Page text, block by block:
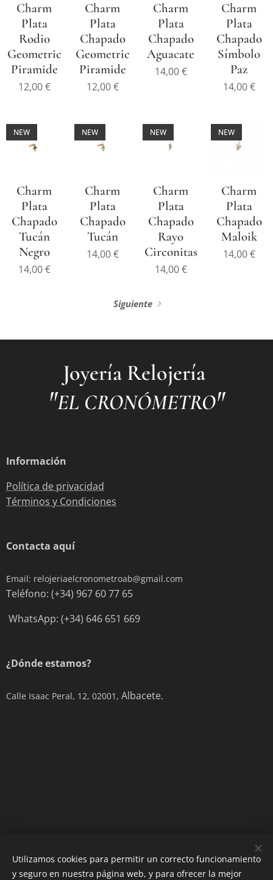
Charm
Plata
Rodio
Geometric
Piramide
12,00€
Charm
Plata
Chapado
Geometric
Piramide
12,00€
Charm
Plata
Chapado
Aguacate
14,00€
Charm
Plata
Chapado
Símbolo
Paz
14,00€
Charm
Plata
Chapado
Tucán
Negro
NEW
14,00€
Charm
Plata
Chapado
Tucán
NEW
14,00€
Charm
Plata
Chapado
Rayo
Circonitas
NEW
14,00€
Charm
Plata
Chapado
Maloik
NEW
14,00€
Siguiente
Joyería Relojería
"EL CRONÓMETRO"
Información
Política de privacidad
Términos y Condiciones
Contacta aquí
Email: relojeriaelcronometroab@gmail.com
Teléfono: (+34) 967 60 77 65
WhatsApp: (+34) 646 651 669
¿Dónde estamos?
Calle Isaac Peral, 12, 02001, Albacete.
Utilizamos cookies para permitir un correcto funcionamiento
y seguro en nuestra página web, y para ofrecer la mejor